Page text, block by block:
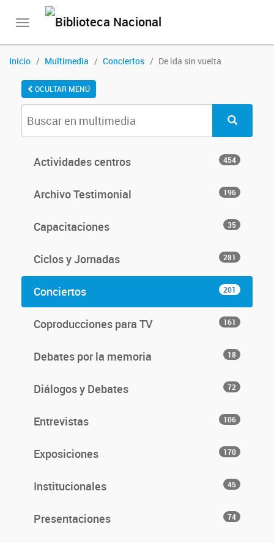
Toggle
Inicio Multimedia Conciertos De ida sin vuelta
OCULTAR MENÚ
Actividades centros 454
Archivo Testimonial 196
Capacitaciones 35
Ciclos y Jornadas 281
Conciertos 201
Coproducciones para TV 161
Debates por la memoria 18
Diálogos y Debates 72
Entrevistas 106
Exposiciones 170
Institucionales 45
Presentaciones 74